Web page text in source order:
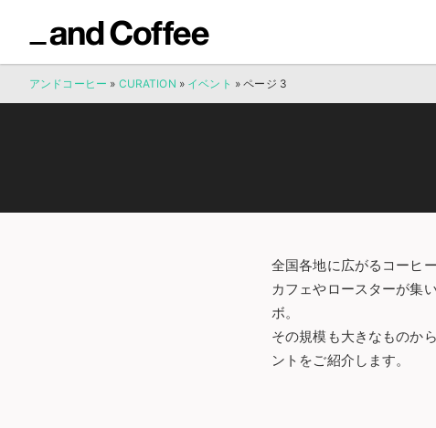
アンドコーヒー » CURATION » イベント »ページ 3
全国各地に広がるコーヒー
カフェやロースターが集
ボ。
その規模も大きなものか
ントをご紹介します。